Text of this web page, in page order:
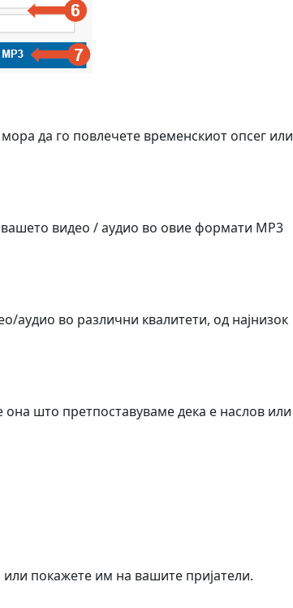
да го повлечете временскиот опсег или
видео / аудио во овие формати MP3
во различни квалитети, од најнизок
она што претпоставуваме дека е наслов или
покажете им на вашите пријатели.